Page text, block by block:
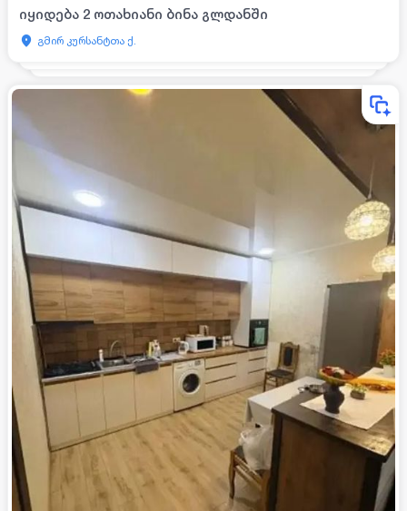
იყიდება 2 ოთახიანი ბინა გლდანში
გმირ კურსანტთა ქ.